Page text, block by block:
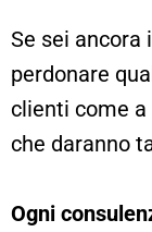
Se sei ancora
perdonare
clienti come
che daranno
Ogni